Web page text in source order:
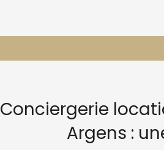
Conciergerie
Argens :